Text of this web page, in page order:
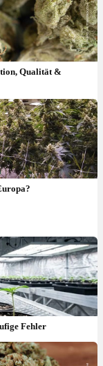
Qualität &
Fehler